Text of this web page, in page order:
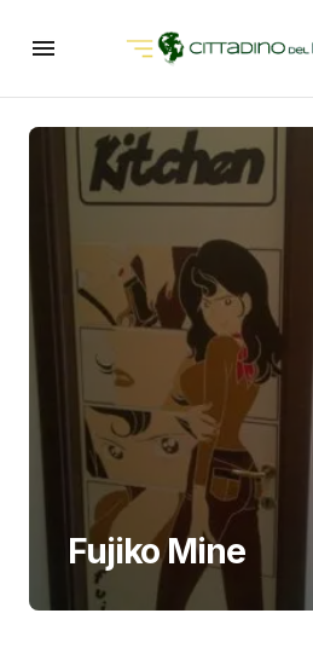
Fujiko Mine